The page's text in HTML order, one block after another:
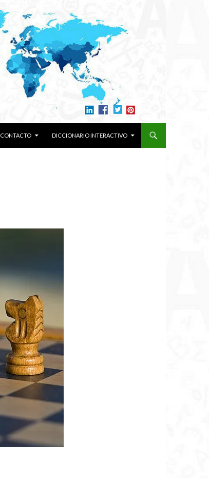
CONTACTO DICCIONARIO INTERACTIVO